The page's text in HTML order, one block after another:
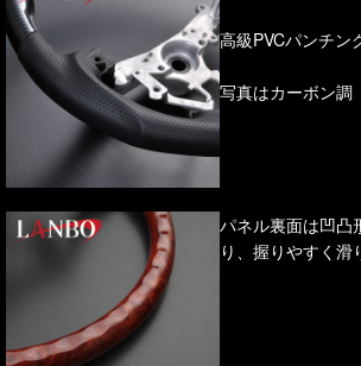
高級PVCパンチン
写真はカーボン調
パネル裏面は凹凸
り、握りやすく滑